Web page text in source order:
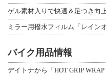
バイク用品情報
デイトナから「HOT GRIP